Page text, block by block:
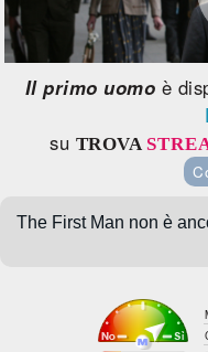
Il primo uomo è
su TROVA